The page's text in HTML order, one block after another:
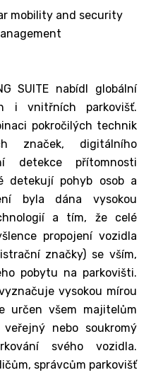
mobility and security
SUITE nabídl globální
i vnitřních parkovišť.
pokročilých technik
značek, digitálního
detekce přítomnosti
detekují pohyb osob a
byla dána vysokou
a tím, že celé
propojení vozidla
značky) se vším,
pobytu na parkovišti.
vysokou mírou
určen všem majitelům
nebo soukromý
svého vozidla.
správcům parkovišť